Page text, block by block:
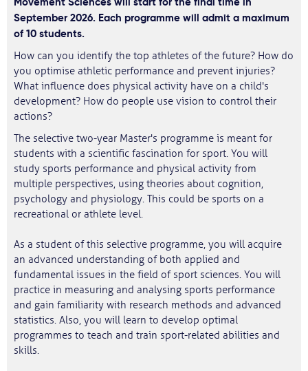
September 2026. Each programme will admit a maximum
of 10 students.
How can you identify the top athletes of the future? How do
you optimise athletic performance and prevent injuries?
What influence does physical activity have on a child's
development? How do people use vision to control their
actions?
The selective two-year Master's programme is meant for
students with a scientific fascination for sport. You will
study sports performance and physical activity from
multiple perspectives, using theories about cognition,
psychology and physiology. This could be sports on a
recreational or athlete level.
As a student of this selective programme, you will acquire
an advanced understanding of both applied and
fundamental issues in the field of sport sciences. You will
practice in measuring and analysing sports performance
and gain familiarity with research methods and advanced
statistics. Also, you will learn to develop optimal
programmes to teach and train sport-related abilities and
skills.